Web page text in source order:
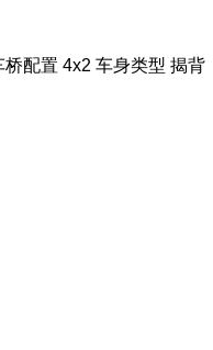
桥配置 4x2 车身类型 揭背